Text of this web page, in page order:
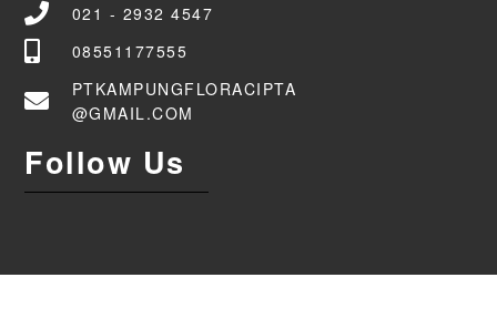
021 - 2932 4547
08551177555
PTKAMPUNGFLORACIPTA
@GMAIL.COM
Follow Us